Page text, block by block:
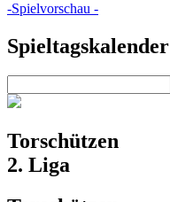
-Spielvorschau -
Spieltagskalender
Torschützen
2. Liga